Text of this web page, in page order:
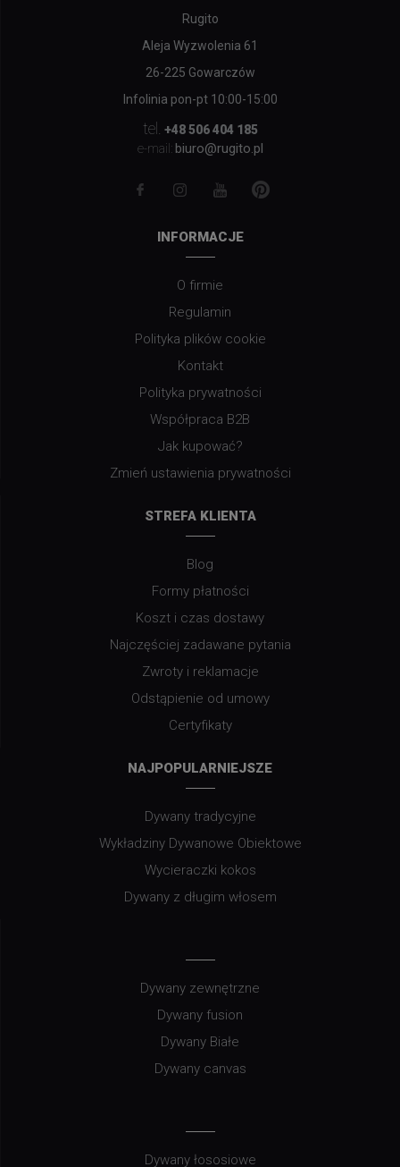
Rugito
Aleja Wyzwolenia 61
26-225 Gowarczów
Infolinia pon-pt 10:00-15:00
tel.
+48 506 404 185
e-mail: biuro@rugito.pl
INFORMACJE
O firmie
Regulamin
Polityka plików cookie
Kontakt
Polityka prywatności
Współpraca B2B
Jak kupować?
Zmień ustawienia prywatności
STREFA KLIENTA
Blog
Formy płatności
Koszt i czas dostawy
Najczęściej zadawane pytania
Zwroty i reklamacje
Odstąpienie od umowy
Certyfikaty
NAJPOPULARNIEJSZE
Dywany tradycyjne
Wykładziny Dywanowe Obiektowe
Wycieraczki kokos
Dywany z długim włosem
Dywany zewnętrzne
Dywany fusion
Dywany Białe
Dywany canvas
Dywany łososiowe